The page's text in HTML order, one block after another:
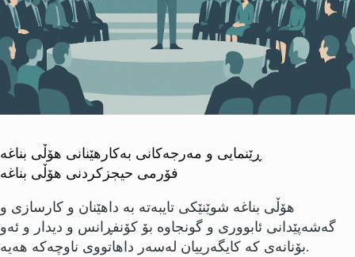
ڕێنمایی و مەرجەکانی بەکارهێنانی هۆڵی بناغە
فۆرمی حیجزکردنی هۆڵی بناغە
هۆڵی بناغە شوێنێکی تایبەتە بە داهێنان و کارسازی و
گەشەپێدانی ئابووری و گونجاوە بۆ کۆنفڕانس و دیدار و ئەو
بۆنانەی کە کایگەرییان لەسەر داهاتووی ناوچەکە هەیە.